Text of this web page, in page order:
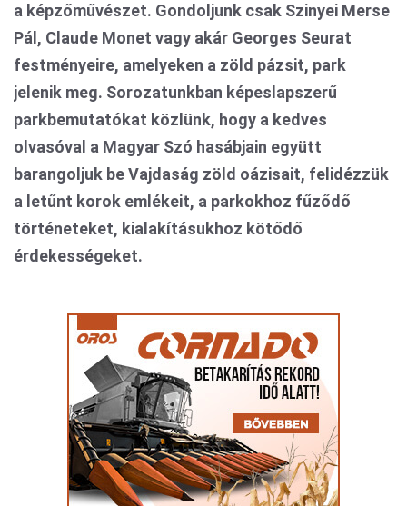
a képzőművészet. Gondoljunk csak Szinyei Merse
Pál, Claude Monet vagy akár Georges Seurat
festményeire, amelyeken a zöld pázsit, park
jelenik meg. Sorozatunkban képeslapszerű
parkbemutatókat közlünk, hogy a kedves
olvasóval a Magyar Szó hasábjain együtt
barangoljuk be Vajdaság zöld oázisait, felidézzük
a letűnt korok emlékeit, a parkokhoz fűződő
történeteket, kialakításukhoz kötődő
érdekességeket.